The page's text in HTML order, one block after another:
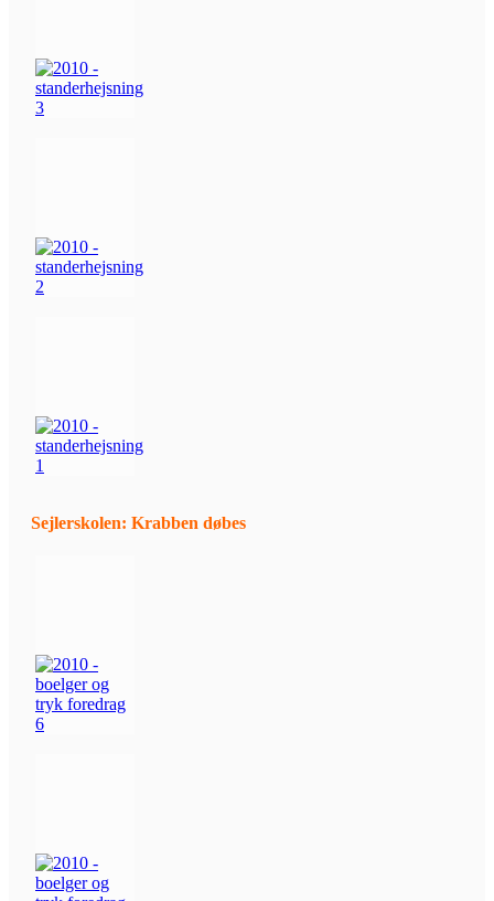
Sejlerskolen: Krabben døbes